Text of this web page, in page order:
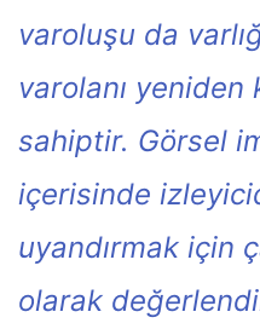
varoluşu da
varolanı yeniden
sahiptir. Görsel
içerisinde
uyandırmak için
olarak